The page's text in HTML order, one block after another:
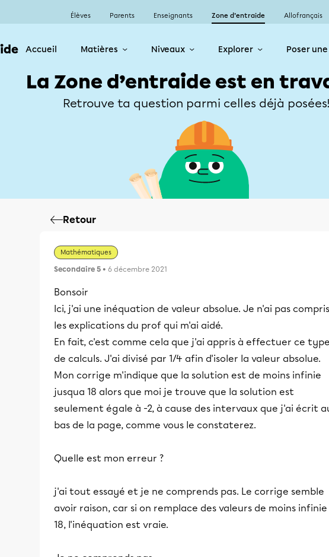
Élèves Parents Enseignants Zone d’entraide Allofrançais
Accueil Matières Niveaux Explorer Poser
La Zone d’entraide est en
Retrouve ta question parmi celles déjà posées!
Retour
Mathématiques
Secondaire 5 • 6 décembre 2021
Bonsoir
Ici, j'ai une inéquation de valeur absolue. Je n'ai pas compris
les explications du prof qui m'ai aidé.
En fait, c'est comme cela que j'ai appris à effectuer ce type
de calculs. J'ai divisé par 1/4 afin d'isoler la valeur absolue.
Mon corrige m'indique que la solution est de moins infinie
jusqua 18 alors que moi je trouve que la solution est
seulement égale à -2, à cause des intervaux que j'ai écrit
bas de la page, comme vous le constaterez.
Quelle est mon erreur ?
j'ai tout essayé et je ne comprends pas. Le corrige semble
avoir raison, car si on remplace des valeurs de moins infinie
18, l'inéquation est vraie.